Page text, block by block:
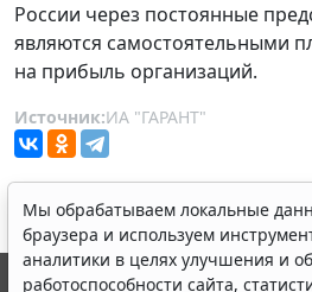
России через постоянные
являются самостоятельными
на прибыль организаций.
Источник:ИА "ГАРАНТ"
Мы обрабатываем локальные
браузера и используем
аналитики в целях улучшения и
работоспособности сайта,